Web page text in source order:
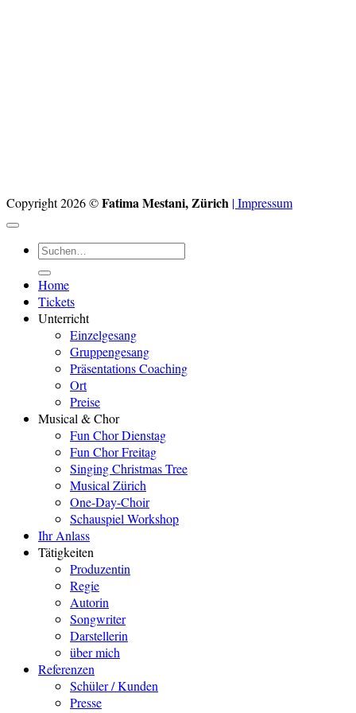
Copyright 2026 ©Fatima Mestani, Zürich | Impressum
Suchen
Home
Tickets
Unterricht
Einzelgesang
Gruppengesang
Präsentations Coaching
Ort
Preise
Musical & Chor
Fun Chor Dienstag
Fun Chor Freitag
Singing Christmas Tree
Musical Zürich
One-Day-Choir
Schauspiel Workshop
Ihr Anlass
Tätigkeiten
Produzentin
Regie
Autorin
Songwriter
Darstellerin
über mich
Referenzen
Schüler / Kunden
Presse